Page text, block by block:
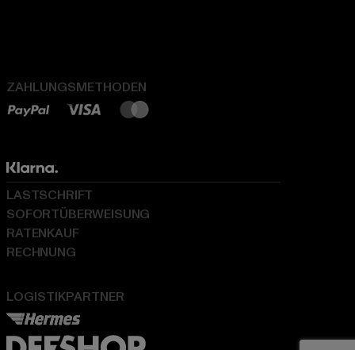
ZAHLUNGSMETHODEN
LOGISTIKPARTNER
LASTSCHRIFT
SOFORTÜBERWEISUNG
RATENKAUF
RECHNUNG